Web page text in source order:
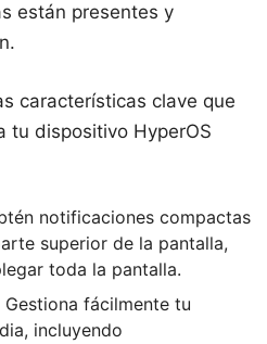
están presentes y
características clave que
tu dispositivo HyperOS
notificaciones compactas
superior de la pantalla,
toda la pantalla.
Gestiona fácilmente tu
incluyendo